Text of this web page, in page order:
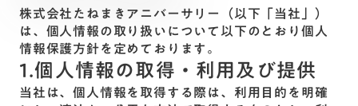
株式会社たねまきアニバーサリー（以下「当社」）
は、個人情報の取り扱いについて以下のとおり個人
情報保護方針を定めております。
1.個人情報の取得・利用及び提供
当社は、個人情報を取得する際は、利用目的を明確